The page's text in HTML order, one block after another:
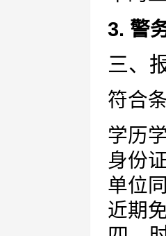
3. 警
三、
符合
学历
身份
单位
近期